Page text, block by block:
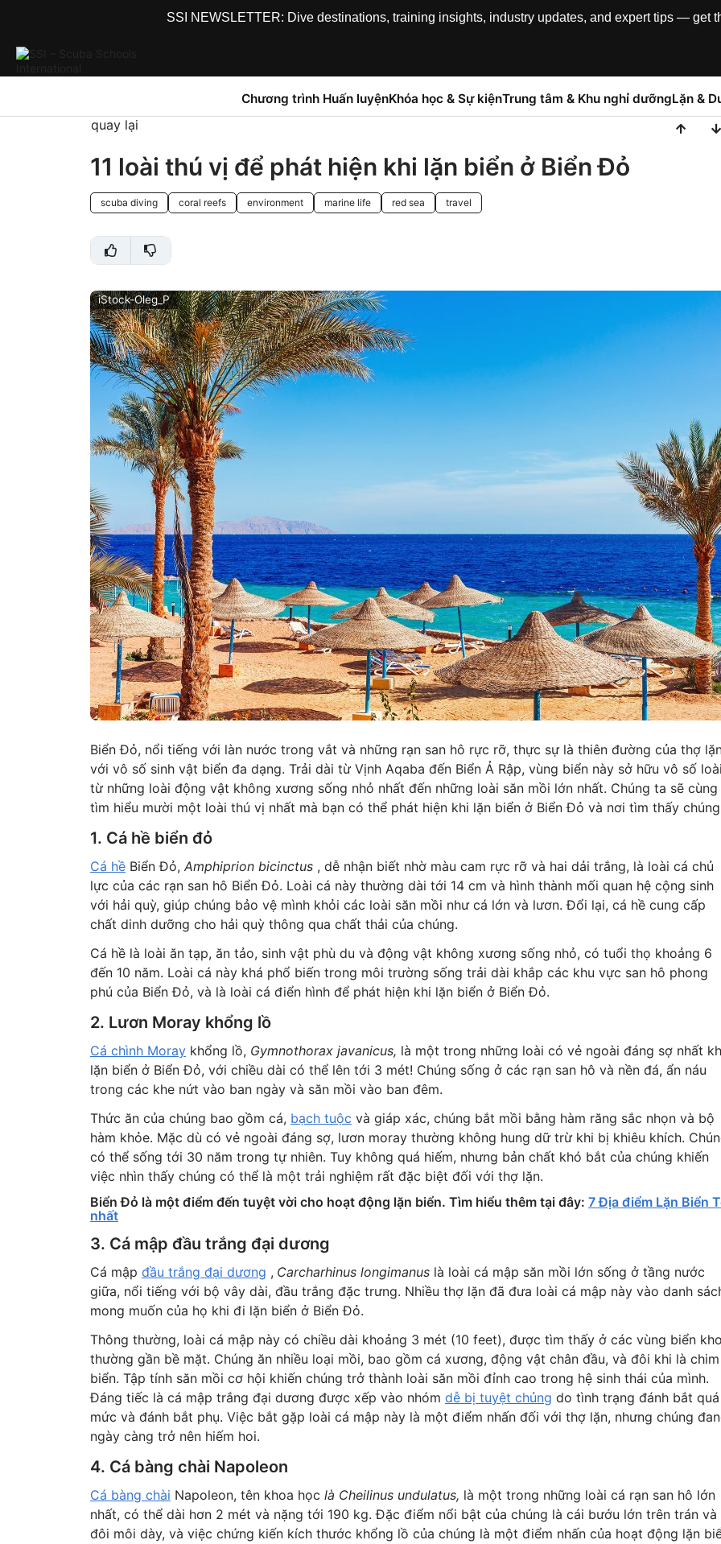
SSI NEWSLETTER: Dive destinations, training insights, industry updates, and expert tips — get
Chương trình Huấn luyệnKhóa học & Sự kiệnTrung tâm & Khu nghỉ dưỡngLặn &
quay lại
11 loài thú vị để phát hiện khi lặn biển ở Biển Đỏ
scuba diving coral reefs environment marine life red sea travel
iStock-Oleg_P
Biển Đỏ, nổi tiếng với làn nước trong vắt và những rạn san hô rực rỡ, thực sự là thiên đường của thợ
với vô số sinh vật biển đa dạng. Trải dài từ Vịnh Aqaba đến Biển Ả Rập, vùng biển này sở hữu vô số
từ những loài động vật không xương sống nhỏ nhất đến những loài săn mồi lớn nhất. Chúng ta sẽ cùng
tìm hiểu mười một loài thú vị nhất mà bạn có thể phát hiện khi lặn biển ở Biển Đỏ và nơi tìm thấy
1. Cá hề biển đỏ
Cá hềBiển Đỏ, Amphiprion bicinctus, dễ nhận biết nhờ màu cam rực rỡ và hai dải trắng, là loài cá chủ
lực của các rạn san hô Biển Đỏ. Loài cá này thường dài tới 14 cm và hình thành mối quan hệ cộng sinh
với hải quỳ, giúp chúng bảo vệ mình khỏi các loài săn mồi như cá lớn và lươn. Đổi lại, cá hề cung cấp
chất dinh dưỡng cho hải quỳ thông qua chất thải của chúng.
Cá hề là loài ăn tạp, ăn tảo, sinh vật phù du và động vật không xương sống nhỏ, có tuổi thọ khoảng 6
đến 10 năm. Loài cá này khá phổ biến trong môi trường sống trải dài khắp các khu vực san hô phong
phú của Biển Đỏ, và là loài cá điển hình để phát hiện khi lặn biển ở Biển Đỏ.
2. Lươn Moray khổng lồ
Cá chình Moraykhổng lồ, Gymnothorax javanicus, là một trong những loài có vẻ ngoài đáng sợ nhất
lặn biển ở Biển Đỏ, với chiều dài có thể lên tới 3 mét! Chúng sống ở các rạn san hô và nền đá, ẩn náu
trong các khe nứt vào ban ngày và săn mồi vào ban đêm.
Thức ăn của chúng bao gồm cá, bạch tuộc và giáp xác, chúng bắt mồi bằng hàm răng sắc nhọn và bộ
hàm khỏe. Mặc dù có vẻ ngoài đáng sợ, lươn moray thường không hung dữ trừ khi bị khiêu khích.
có thể sống tới 30 năm trong tự nhiên. Tuy không quá hiếm, nhưng bản chất khó bắt của chúng khiến
việc nhìn thấy chúng có thể là một trải nghiệm rất đặc biệt đối với thợ lặn.
Biển Đỏ là một điểm đến tuyệt vời cho hoạt động lặn biển. Tìm hiểu thêm tại đây: 7 Địa điểm Lặn Biển
nhất
3. Cá mập đầu trắng đại dương
Cá mập đầu trắng đại dương , Carcharhinus longimanuslà loài cá mập săn mồi lớn sống ở tầng nước
giữa, nổi tiếng với bộ vây dài, đầu trắng đặc trưng. Nhiều thợ lặn đã đưa loài cá mập này vào danh
mong muốn của họ khi đi lặn biển ở Biển Đỏ.
Thông thường, loài cá mập này có chiều dài khoảng 3 mét (10 feet), được tìm thấy ở các vùng biển
thường gần bề mặt. Chúng ăn nhiều loại mồi, bao gồm cá xương, động vật chân đầu, và đôi khi là chim
biển. Tập tính săn mồi cơ hội khiến chúng trở thành loài săn mồi đỉnh cao trong hệ sinh thái của mình.
Đáng tiếc là cá mập trắng đại dương được xếp vào nhóm dễ bị tuyệt chủng do tình trạng đánh bắt quá
mức và đánh bắt phụ. Việc bắt gặp loài cá mập này là một điểm nhấn đối với thợ lặn, nhưng chúng
ngày càng trở nên hiếm hoi.
4. Cá bàng chài Napoleon
Cá bàng chài Napoleon, tên khoa học là Cheilinus undulatus, là một trong những loài cá rạn san hô lớn
nhất, có thể dài hơn 2 mét và nặng tới 190 kg. Đặc điểm nổi bật của chúng là cái bướu lớn trên trán và
đôi môi dày, và việc chứng kiến kích thước khổng lồ của chúng là một điểm nhấn của hoạt động lặn